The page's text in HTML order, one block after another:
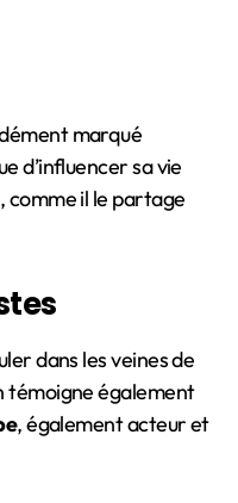
marqué
d’influencer sa vie
comme il le partage
dans les veines de
témoigne également
, également acteur et